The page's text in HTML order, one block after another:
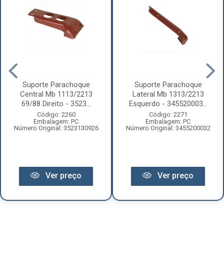
Suporte Parachoque
Central Mb 1113/2213
69/88 Direito - 3523...
Código: 2260
Embalagem: PC
Número Original: 3523130926
Ver preço
Suporte Parachoque
Lateral Mb 1313/2213
Esquerdo - 345520003...
Código: 2271
Embalagem: PC
Número Original: 3455200032
Ver preço